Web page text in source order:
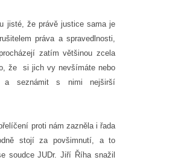
jisté, že právě justice sama je
práva a spravedlnosti,
zatím většinou zcela
že si jich vy nevšímáte nebo
a seznámit s nimi nejširší
proti nám zazněla i řada
stojí za povšimnutí, a to
soudce JUDr. Jiří Říha snažil